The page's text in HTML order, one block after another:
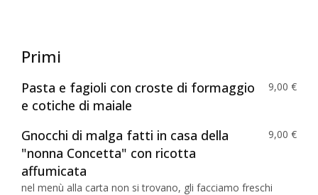
Primi
Pasta e fagioli con croste di formaggio
e cotiche di maiale
9,00 €
Gnocchi di malga fatti in casa della
"nonna Concetta" con ricotta
affumicata
9,00 €
nel menù alla carta non si trovano, gli facciamo freschi